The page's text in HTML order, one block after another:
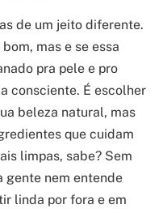
de um jeito diferente.
mas e se essa
pra pele e pro
consciente. É escolher
beleza natural, mas
que cuidam
limpas, sabe? Sem
gente nem entende
linda por fora e em